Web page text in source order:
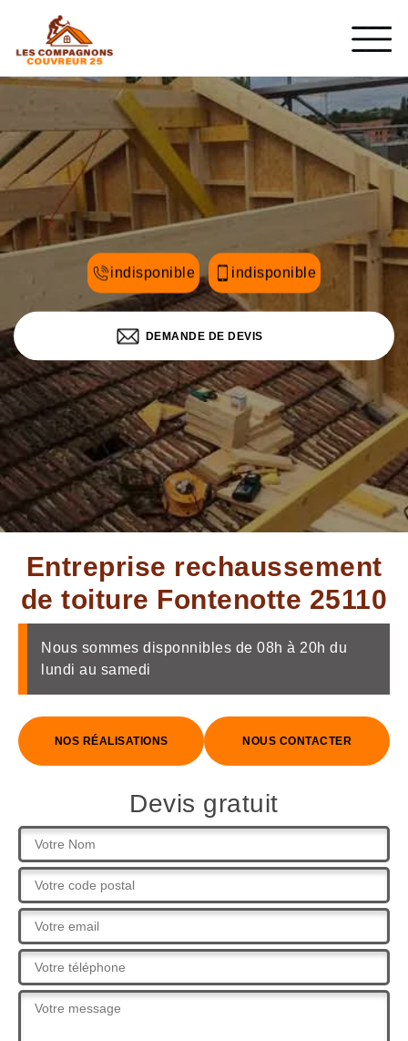
indisponible indisponible
DEMANDE DE DEVIS
Entreprise rechaussement
de toiture Fontenotte 25110
Nous sommes disponnibles de 08h à 20h du
lundi au samedi
NOS RÉALISATIONS NOUS CONTACTER
Devis gratuit